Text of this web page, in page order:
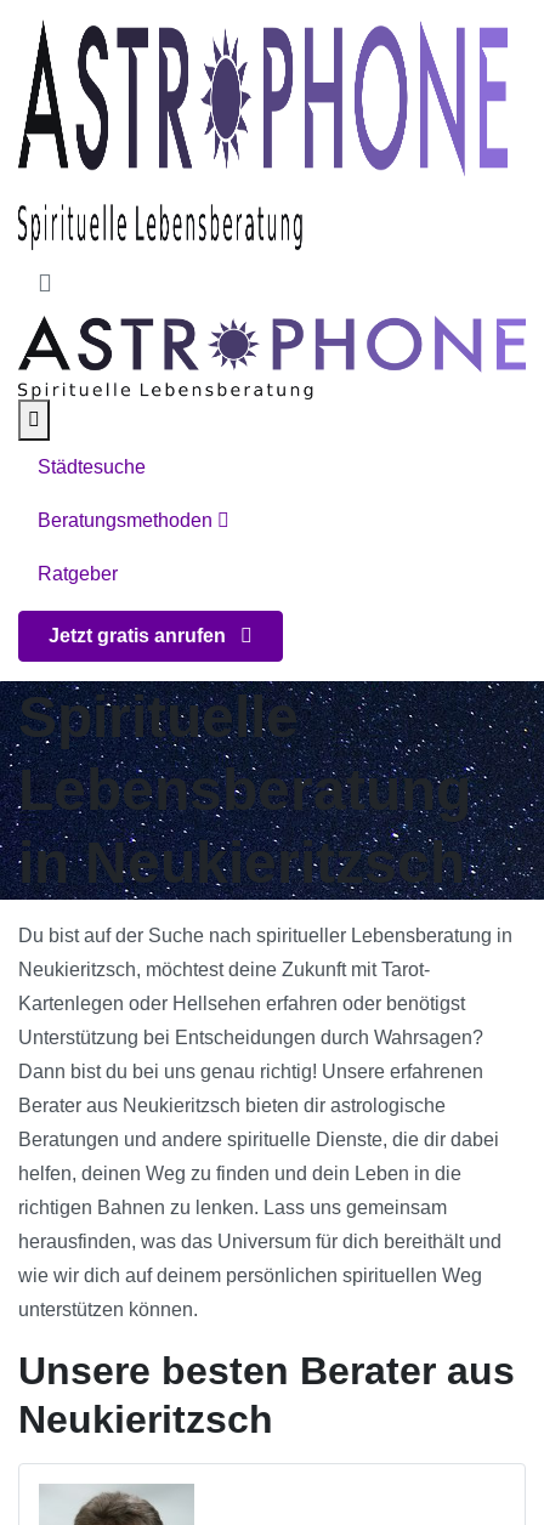
Skip to main content
Städtesuche
Beratungsmethoden
Ratgeber
Jetzt gratis anrufen
Spirituelle
Lebensberatung
in Neukieritzsch
Du bist auf der Suche nach spiritueller Lebensberatung in
Neukieritzsch, möchtest deine Zukunft mit Tarot-
Kartenlegen oder Hellsehen erfahren oder benötigst
Unterstützung bei Entscheidungen durch Wahrsagen?
Dann bist du bei uns genau richtig! Unsere erfahrenen
Berater aus Neukieritzsch bieten dir astrologische
Beratungen und andere spirituelle Dienste, die dir dabei
helfen, deinen Weg zu finden und dein Leben in die
richtigen Bahnen zu lenken. Lass uns gemeinsam
herausfinden, was das Universum für dich bereithält und
wie wir dich auf deinem persönlichen spirituellen Weg
unterstützen können.
Unsere besten Berater aus
Neukieritzsch